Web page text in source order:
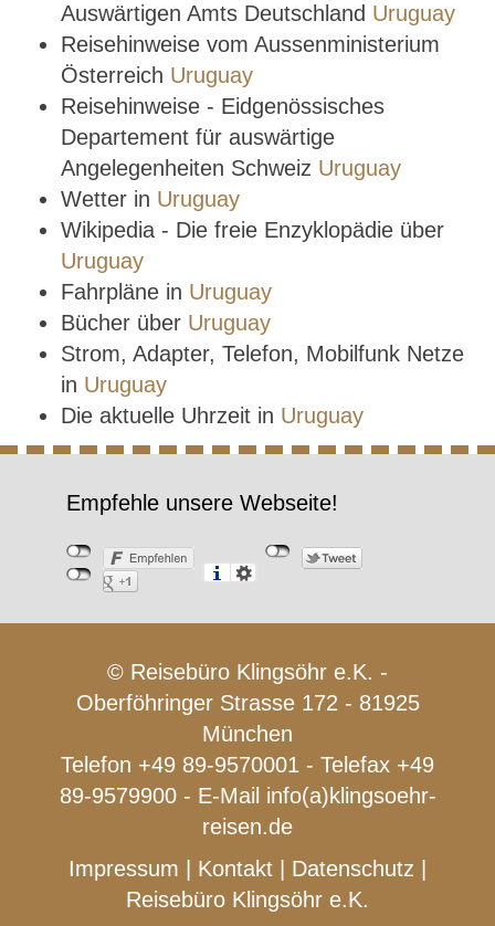
Auswärtigen Amts Deutschland Uruguay
Reisehinweise vom Aussenministerium
Österreich Uruguay
Reisehinweise - Eidgenössisches
Departement für auswärtige
Angelegenheiten Schweiz Uruguay
Wetter in Uruguay
Wikipedia - Die freie Enzyklopädie über
Uruguay
Fahrpläne in Uruguay
Bücher über Uruguay
Strom, Adapter, Telefon, Mobilfunk Netze
in Uruguay
Die aktuelle Uhrzeit in Uruguay
Empfehle unsere Webseite!
© Reisebüro Klingsöhr e.K. -
Oberföhringer Strasse 172 - 81925
München
Telefon +49 89-9570001 - Telefax +49
89-9579900 - E-Mail info(a)klingsoehr-
reisen.de
Impressum
Kontakt Datenschutz
Reisebüro Klingsöhr e.K.